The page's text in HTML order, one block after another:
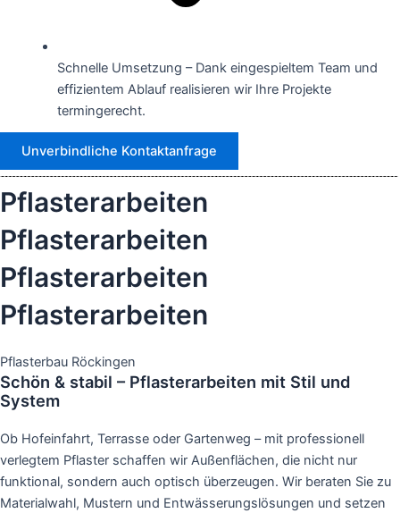
Schnelle Umsetzung – Dank eingespieltem Team und
effizientem Ablauf realisieren wir Ihre Projekte
termingerecht.
Unverbindliche Kontaktanfrage
Pflasterarbeiten
Pflasterarbeiten
Pflasterarbeiten
Pflasterarbeiten
Pflasterbau Röckingen
Schön & stabil – Pflasterarbeiten mit Stil und
System
Ob Hofeinfahrt, Terrasse oder Gartenweg – mit professionell
verlegtem Pflaster schaffen wir Außenflächen, die nicht nur
funktional, sondern auch optisch überzeugen. Wir beraten Sie zu
Materialwahl, Mustern und Entwässerungslösungen und setzen